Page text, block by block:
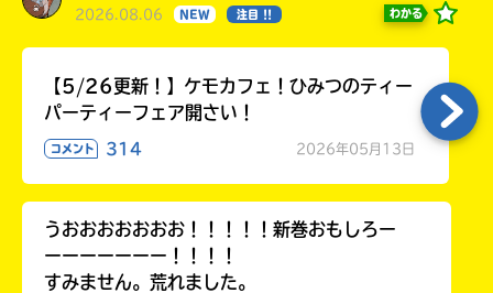
2026.08.06 NEW 注目 !! わかる
【5/26更新！】ケモカフェ！ひみつのティー
パーティーフェア開さい！
コメント 314 2026年05月13日
うおおおおおおお！！！！！新巻おもしろー
ーーーーーーー！！！！
すみません。荒れました。